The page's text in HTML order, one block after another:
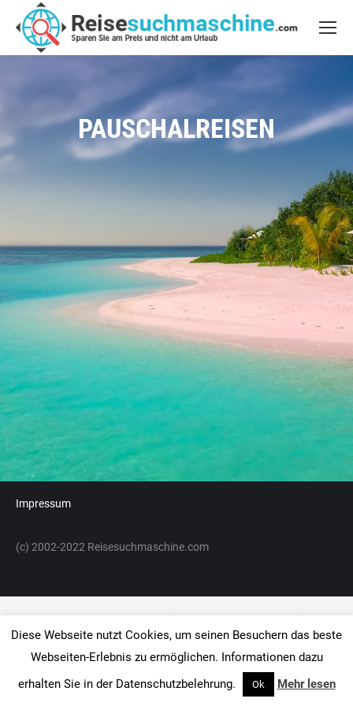
PAUSCHALREISEN
Kontakt
Buchungsinfo
Datenschutz
Impressum
(c) 2002-2022 Reisesuchmaschine.com
Diese Webseite nutzt Cookies, um seinen Besuchern das beste
Webseiten-Erlebnis zu ermöglichen. Informationen dazu
erhalten Sie in der Datenschutzbelehrung.
Ok Mehr lesen